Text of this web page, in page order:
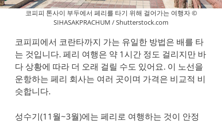
코피피 톤사이 부두에서 페리를 타기 위해 걸어가는 여행자 ©
SIHASAKPRACHUM / Shutterstock.com
코피피에서 코란타까지 가는 유일한 방법은 배를 타
는 것입니다. 페리 여행은 약 1시간 정도 걸리지만 바
다 상황에 따라 더 오래 걸릴 수도 있어요. 이 노선을
운항하는 페리 회사는 여러 곳이며 가격은 비교적 비
슷합니다.
성수기(11월~3월)에는 페리로 여행하는 것이 안정